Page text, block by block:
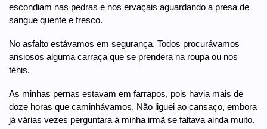
escondiam nas pedras e nos ervaçais aguardando a presa de
sangue quente e fresco.
No asfalto estávamos em segurança. Todos procurávamos
ansiosos alguma carraça que se prendera na roupa ou nos
ténis.
As minhas pernas estavam em farrapos, pois havia mais de
doze horas que caminhávamos. Não liguei ao cansaço, embora
já várias vezes perguntara à minha irmã se faltava ainda muito.